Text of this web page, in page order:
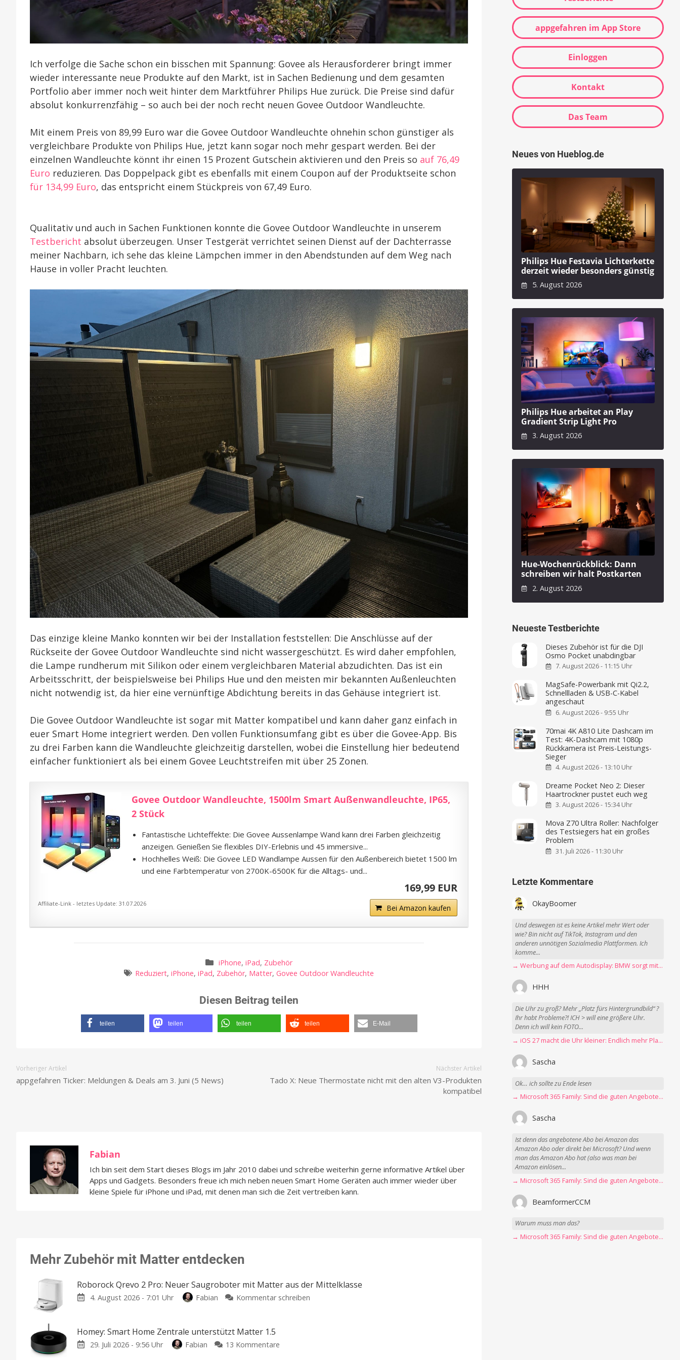
Ich verfolge die Sache schon ein bisschen mit Spannung: Govee als Herausforderer bringt immer
wieder interessante neue Produkte auf den Markt, ist in Sachen Bedienung und dem gesamten
Portfolio aber immer noch weit hinter dem Marktführer Philips Hue zurück. Die Preise sind dafür
absolut konkurrenzfähig – so auch bei der noch recht neuen Govee Outdoor Wandleuchte.
Mit einem Preis von 89,99 Euro war die Govee Outdoor Wandleuchte ohnehin schon günstiger als
vergleichbare Produkte von Philips Hue, jetzt kann sogar noch mehr gespart werden. Bei der
einzelnen Wandleuchte könnt ihr einen 15 Prozent Gutschein aktivieren und den Preis so auf 76,49
Euro reduzieren. Das Doppelpack gibt es ebenfalls mit einem Coupon auf der Produktseite schon
für 134,99 Euro, das entspricht einem Stückpreis von 67,49 Euro.
Qualitativ und auch in Sachen Funktionen konnte die Govee Outdoor Wandleuchte in unserem
Testbericht absolut überzeugen. Unser Testgerät verrichtet seinen Dienst auf der Dachterrasse
meiner Nachbarn, ich sehe das kleine Lämpchen immer in den Abendstunden auf dem Weg nach
Hause in voller Pracht leuchten.
Das einzige kleine Manko konnten wir bei der Installation feststellen: Die Anschlüsse auf der
Rückseite der Govee Outdoor Wandleuchte sind nicht wassergeschützt. Es wird daher empfohlen,
die Lampe rundherum mit Silikon oder einem vergleichbaren Material abzudichten. Das ist ein
Arbeitsschritt, der beispielsweise bei Philips Hue und den meisten mir bekannten Außenleuchten
nicht notwendig ist, da hier eine vernünftige Abdichtung bereits in das Gehäuse integriert ist.
Die Govee Outdoor Wandleuchte ist sogar mit Matter kompatibel und kann daher ganz einfach in
euer Smart Home integriert werden. Den vollen Funktionsumfang gibt es über die Govee-App. Bis
zu drei Farben kann die Wandleuchte gleichzeitig darstellen, wobei die Einstellung hier bedeutend
einfacher funktioniert als bei einem Govee Leuchtstreifen mit über 25 Zonen.
Govee Outdoor Wandleuchte, 1500lm Smart Außenwandleuchte, IP65,
2 Stück
Fantastische Lichteffekte: Die Govee Aussenlampe Wand kann drei Farben gleichzeitig
anzeigen. Genießen Sie flexibles DIY-Erlebnis und 45 immersive...
Hochhelles Weiß: Die Govee LED Wandlampe Aussen für den Außenbereich bietet 1500 lm
und eine Farbtemperatur von 2700K-6500K für die Alltags- und...
169,99 EUR
Bei Amazon kaufen
Affiliate-Link - letztes Update: 31.07.2026
iPhone,iPad, Zubehör
Reduziert, iPhone, iPad, Zubehör, Matter, Govee Outdoor Wandleuchte
Diesen Beitrag teilen
teilen teilen teilen teilen E-Mail
Vorheriger Artikel
appgefahren Ticker: Meldungen & Deals am 3. Juni (5 News)
Nächster Artikel
Tado X: Neue Thermostate nicht mit den alten V3-Produkten
kompatibel
Fabian
Ich bin seit dem Start dieses Blogs im Jahr 2010 dabei und schreibe weiterhin gerne informative Artikel über
Apps und Gadgets. Besonders freue ich mich neben neuen Smart Home Geräten auch immer wieder über
kleine Spiele für iPhone und iPad, mit denen man sich die Zeit vertreiben kann.
Mehr Zubehör mit Matter entdecken
Roborock Qrevo 2 Pro: Neuer Saugroboter mit Matter aus der Mittelklasse
4. August 2026 - 7:01 Uhr Fabian Kommentar schreiben
Homey: Smart Home Zentrale unterstützt Matter 1.5
29. Juli 2026 - 9:56 Uhr Fabian 13 Kommentare
appgefahren im App Store
Einloggen
Kontakt
Das Team
Neues von Hueblog.de
Philips Hue Festavia Lichterkette
derzeit wieder besonders günstig
5. August 2026
Philips Hue arbeitet an Play
Gradient Strip Light Pro
3. August 2026
Hue-Wochenrückblick: Dann
schreiben wir halt Postkarten
2. August 2026
Neueste Testberichte
Dieses Zubehör ist für die DJI
Osmo Pocket unabdingbar
7. August 2026 - 11:15 Uhr
MagSafe-Powerbank mit Qi2.2,
Schnellladen & USB-C-Kabel
angeschaut
6. August 2026 - 9:55 Uhr
70mai 4K A810 Lite Dashcam im
Test: 4K-Dashcam mit 1080p
Rückkamera ist Preis-Leistungs-
Sieger
4. August 2026 - 13:10 Uhr
Dreame Pocket Neo 2: Dieser
Haartrockner pustet euch weg
3. August 2026 - 15:34 Uhr
Mova Z70 Ultra Roller: Nachfolger
des Testsiegers hat ein großes
Problem
31. Juli 2026 - 11:30 Uhr
Letzte Kommentare
OkayBoomer
Und deswegen ist es keine Artikel mehr Wert oder
wie? Bin nicht auf TikTok, Instagram und den
anderen unnötigen Sozialmedia Plattformen. Ich
komme...
→ Werbung auf dem Autodisplay: BMW sorgt mit Spider-Man-Werbung für scharfe Kritik
HHH
Die Uhr zu groß? Mehr „Platz fürs Hintergrundbild“ ?
Ihr habt Probleme?! ICH > will eine größere Uhr.
Denn ich will kein FOTO...
→ iOS 27 macht die Uhr kleiner: Endlich mehr Platz fürs Hintergrundbild
Sascha
Ok… ich sollte zu Ende lesen
→ Microsoft 365 Family: Sind die guten Angebote vorbei?
Sascha
Ist denn das angebotene Abo bei Amazon das
Amazon Abo oder direkt bei Microsoft? Und wenn
man das Amazon Abo hat (also was man bei
Amazon einlösen...
→ Microsoft 365 Family: Sind die guten Angebote vorbei?
BeamformerCCM
Warum muss man das?
→ Microsoft 365 Family: Sind die guten Angebote vorbei?